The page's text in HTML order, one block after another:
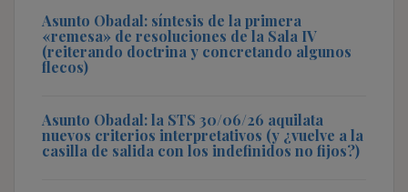
Asunto Obadal: síntesis de la primera
«remesa» de resoluciones de la Sala IV
(reiterando doctrina y concretando algunos
flecos)
Asunto Obadal: la STS 30/06/26 aquilata
nuevos criterios interpretativos (y ¿vuelve a la
casilla de salida con los indefinidos no fijos?)